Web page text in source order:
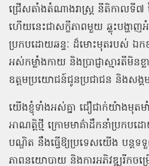
ជ្រើសតាំងតំណាងរាស្រ្ត នីតិកាលទី៧ ន
ហើយនេះជាសក្ខីភាពមួយ ឆ្លុះបង្ហាញ
ប្រកបដោយឆន្ទៈ ដ៏មោះមុតរបស់ ឯ
អស់កម្លាំងកាយ និងប្រាជ្ញាស្មារតីមិ
ឧត្តមប្រយោជន៍ជូនប្រជាជន និងសង្គ
យើងខ្ញុំទាំងអស់គ្នា ជឿជាក់យ៉ាងមុតមាំ
អាណត្តិថ្មី ក្រោមមាគ៌ាដឹកនាំប្រកប
បណ្ឌិត នឹងធ្វើឱ្យប្រទេសយើង បន្តទ
ភាពនយោបាយ និងការអភិវឌ្ឍរីក